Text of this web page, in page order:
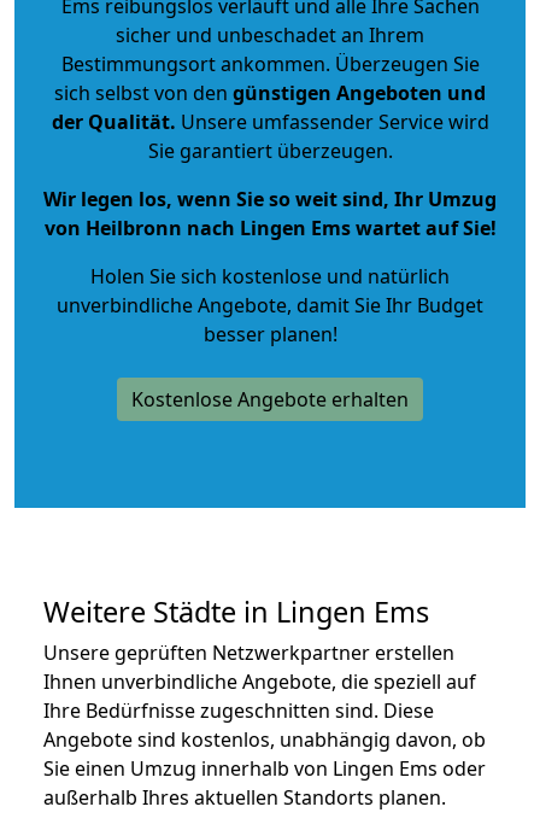
Ems reibungslos verläuft und alle Ihre Sachen
sicher und unbeschadet an Ihrem
Bestimmungsort ankommen. Überzeugen Sie
sich selbst von den günstigen Angeboten und
der Qualität. Unsere umfassender Service wird
Sie garantiert überzeugen.
Wir legen los, wenn Sie so weit sind, Ihr Umzug
von Heilbronn nach Lingen Ems wartet auf Sie!
Holen Sie sich kostenlose und natürlich
unverbindliche Angebote, damit Sie Ihr Budget
besser planen!
Kostenlose Angebote erhalten
Weitere Städte in Lingen Ems
Unsere geprüften Netzwerkpartner erstellen
Ihnen unverbindliche Angebote, die speziell auf
Ihre Bedürfnisse zugeschnitten sind. Diese
Angebote sind kostenlos, unabhängig davon, ob
Sie einen Umzug innerhalb von Lingen Ems oder
außerhalb Ihres aktuellen Standorts planen.